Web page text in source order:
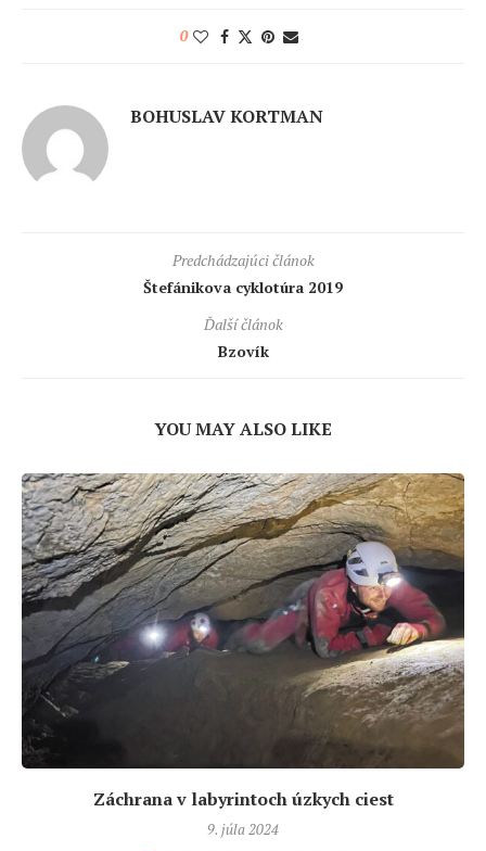
0
BOHUSLAV KORTMAN
Predchádzajúci článok
Štefánikova cyklotúra 2019
Ďalší článok
Bzovík
YOU MAY ALSO LIKE
Záchrana v labyrintoch úzkych ciest
9. júla 2024